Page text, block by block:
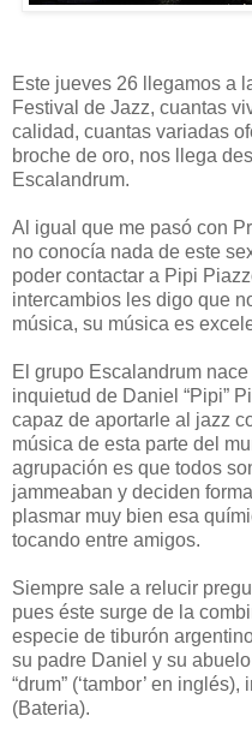
Este jueves 26 llegamos a
Festival de Jazz, cuantas
calidad, cuantas variadas
broche de oro, nos llega
Escalandrum.
Al igual que me pasó con
no conocía nada de este
poder contactar a Pipi
intercambios les digo que
música, su música es
El grupo Escalandrum
inquietud de Daniel “Pipi”
capaz de aportarle al jazz
música de esta parte del
agrupación es que todos
jammeaban y deciden
plasmar muy bien esa
tocando entre amigos.
Siempre sale a relucir
pues éste surge de la
especie de tiburón
su padre Daniel y su
“drum” (‘tambor’ en
(Bateria).